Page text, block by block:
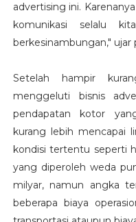
advertising ini.
komunikasi selalu
berkesinambungan," ujar
Setelah hampir
menggeluti bisnis
pendapatan kotor
kurang lebih mencapai
kondisi tertentu seperti
yang diperoleh weda
milyar, namun angka
beberapa biaya